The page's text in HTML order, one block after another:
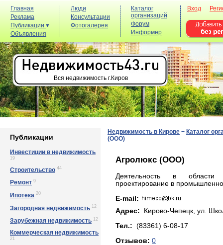
Главная
Реклама
Публикации
Объявления
Люди
Консультации
Фотогалерея
Каталог
организаций
Форум
Информер
Вход
Вся недвижимость г.Киров
Публикации
Инвестиции в недвижимость
19
Строительство 44
Ремонт 9
Ипотека 20
Загородная недвижимость 12
Зарубежная недвижимость 12
Коммерческая недвижимость
21
Недвижимость в Кирове − Каталог
(ООО)
Агролюкс (ООО)
Деятельность в области
проектирование в
E-mail:
Адрес: Кирово-Чепецк, yл.
Тел.: (83361) 6-08-17
Отзывов: 0